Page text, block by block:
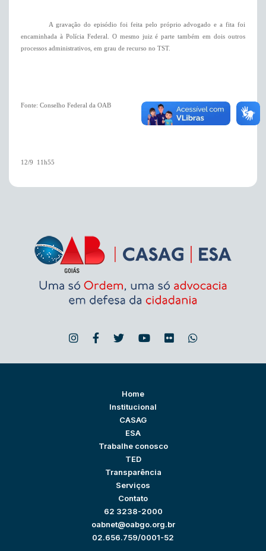
A gravação do episódio foi feita pelo próprio advogado e a fita foi
encaminhada à Polícia Federal. O mesmo juiz é parte também em dois outros
processos administrativos, em grau de recurso no TST.
Fonte: Conselho Federal da OAB
12/9  11h55
Home
Institucional
CASAG
ESA
Trabalhe conosco
TED
Transparência
Serviços
Contato
62 3238-2000
oabnet@oabgo.org.br
02.656.759/0001-52